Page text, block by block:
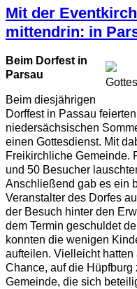
Mit der
mittendrin: in
Beim Dorfest in
Parsau
Beim diesjährigen
Dorffest in Passau
niedersächsischen
einen Gottesdienst. Mit
Freikirchliche Gemeinde.
und 50 Besucher
Anschließend gab es ein
Veranstalter des Dorfes
der Besuch hinter den
dem Termin geschuldet
konnten die wenigen
aufteilen. Vielleicht
Chance, auf die Hüpfburg
Gemeinde, die sich